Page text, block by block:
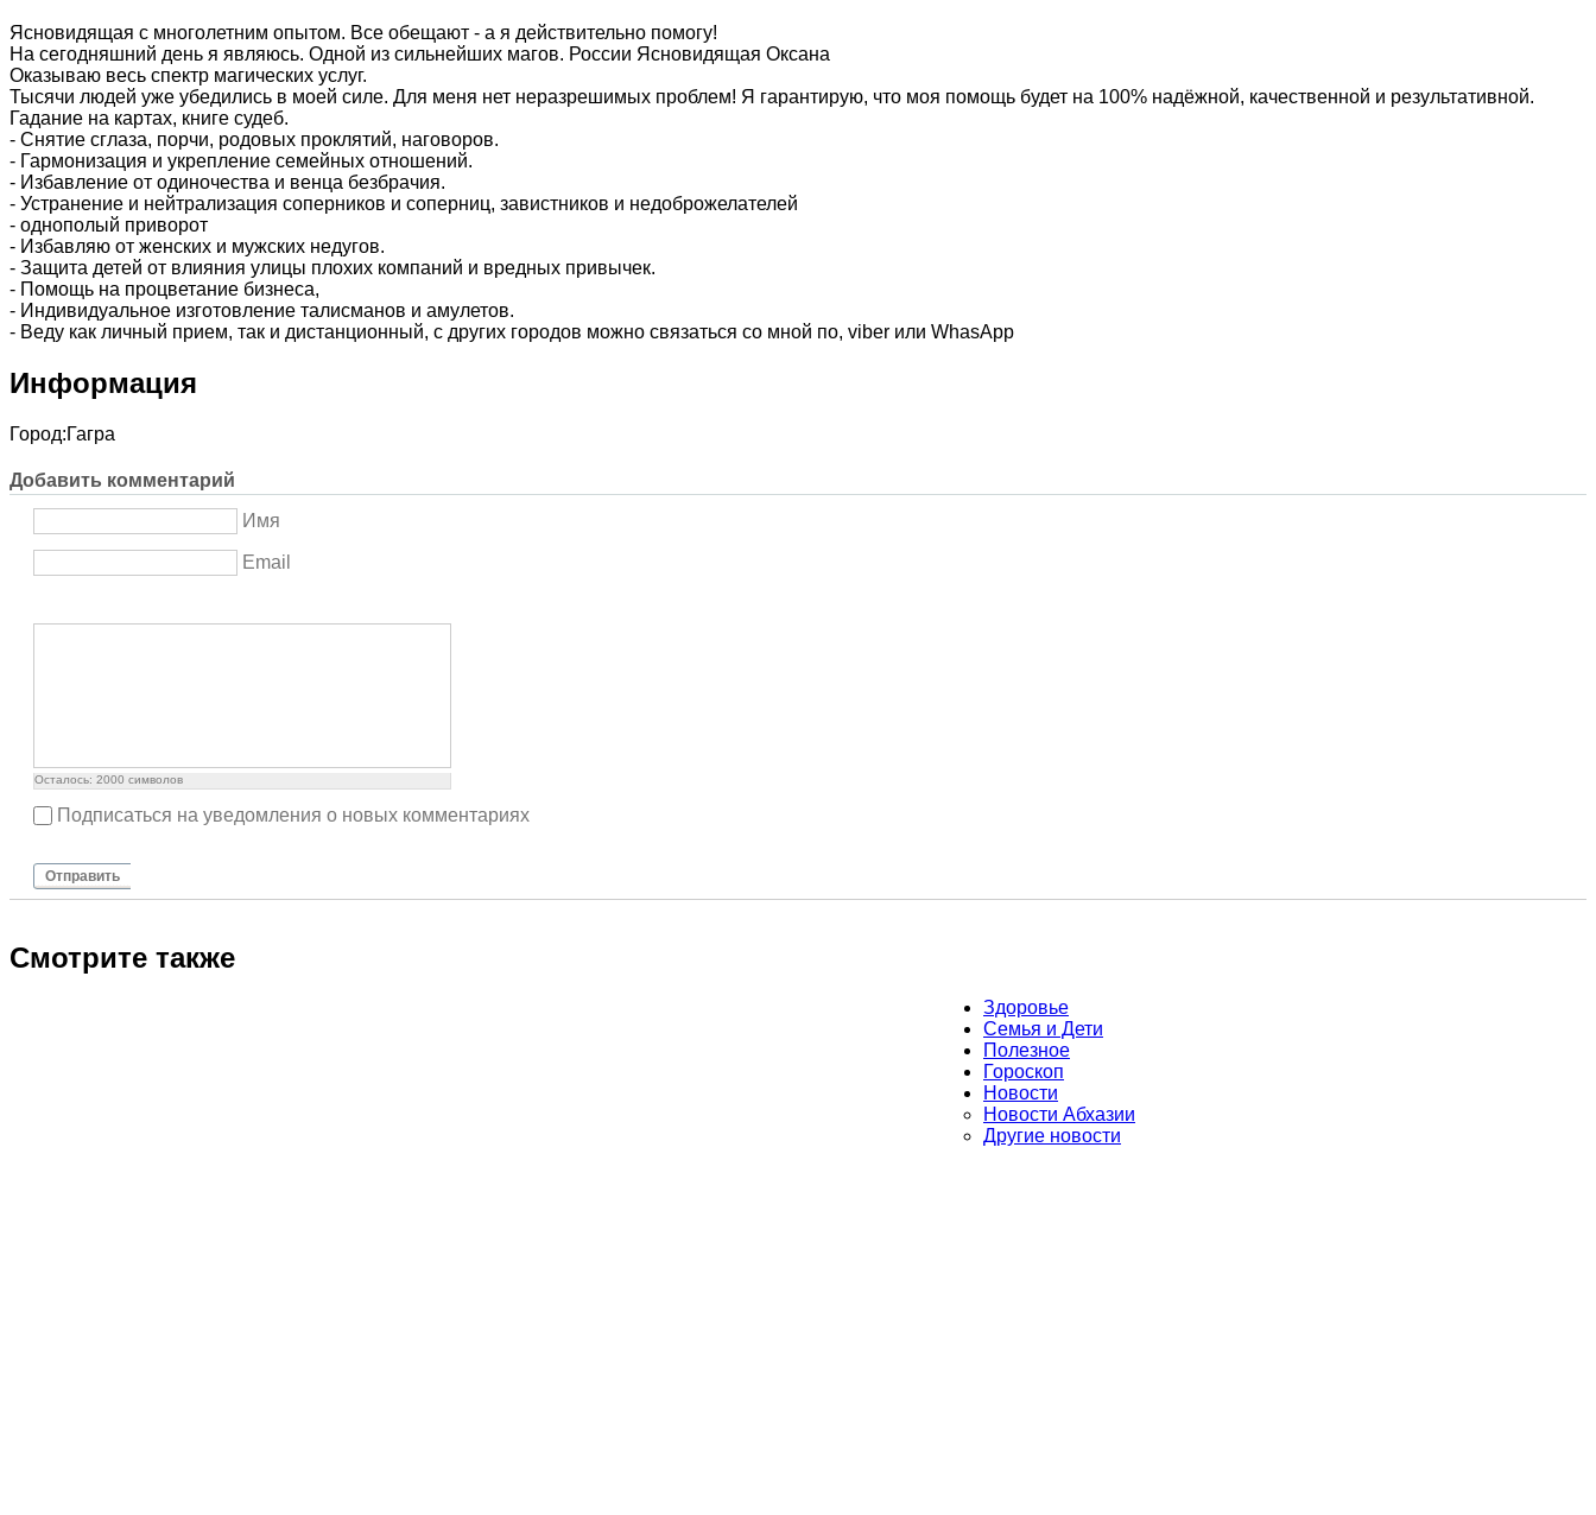
Ясновидящая с многолетним опытом. Все обещают - а я действительно помогу!
На сегодняшний день я являюсь. Одной из сильнейших магов. России Ясновидящая Оксана
Оказываю весь спектр магических услуг.
Тысячи людей уже убедились в моей силе. Для меня нет неразрешимых проблем! Я гарантирую, что моя помощь будет на 100% надёжной, качественной и результативной.
Гадание на картах, книге судеб.
- Снятие сглаза, порчи, родовых проклятий, наговоров.
- Гармонизация и укрепление семейных отношений.
- Избавление от одиночества и венца безбрачия.
- Устранение и нейтрализация соперников и соперниц, завистников и недоброжелателей
- однополый приворот
- Избавляю от женских и мужских недугов.
- Защита детей от влияния улицы плохих компаний и вредных привычек.
- Помощь на процветание бизнеса,
- Индивидуальное изготовление талисманов и амулетов.
- Веду как личный прием, так и дистанционный, с других городов можно связаться со мной по, viber или WhasApp
Информация
Город:Гагра
Добавить комментарий
Имя
Email
Осталось: 2000 символов
Подписаться на уведомления о новых комментариях
Отправить
Смотрите также
Здоровье
Семья и Дети
Полезное
Гороскоп
Новости
Новости Абхазии
Другие новости